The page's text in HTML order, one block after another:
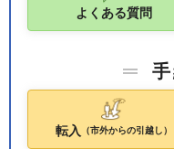
よくある質問
転入 （市外からの引越し）